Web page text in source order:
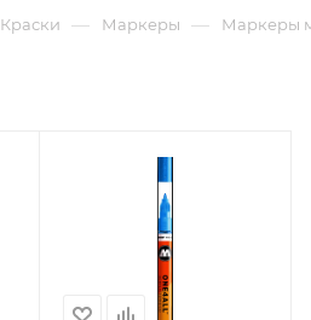
Краски — Маркеры — Маркеры